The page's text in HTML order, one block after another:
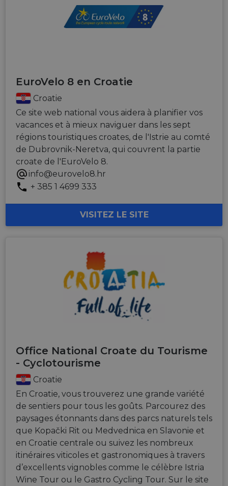
EuroVelo 8 en Croatie
Croatie
Ce site web national vous aidera à planifier vos
vacances et à mieux naviguer dans les sept
régions touristiques croates, de l'Istrie au comté
de Dubrovnik-Neretva, qui couvrent la partie
croate de l'EuroVelo 8.
info@eurovelo8.hr
+ 385 1 4699 333
VISITEZ LE SITE
Office National Croate du Tourisme
- Cyclotourisme
Croatie
En Croatie, vous trouverez une grande variété
de sentiers pour tous les goûts. Parcourez des
paysages étonnants dans des parcs naturels tels
que Kopački Rit ou Medvednica en Slavonie et
en Croatie centrale ou suivez les nombreux
itinéraires viticoles et gastronomiques à travers
d’excellents vignobles comme le célèbre Istria
Wine Tour ou le Gastro Cycling Tour. Sur le site